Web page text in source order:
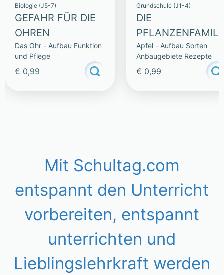
Biologie (J5-7)
GEFAHR FÜR DIE
OHREN
Das Ohr - Aufbau Funktion
und Pflege
€ 0,99
Grundschule (J1-4)
DIE
PFLANZENFAMILI
E
Apfel - Aufbau Sorten
Anbaugebiete Rezepte
€ 0,99
Mit Schultag.com
entspannt den Unterricht
vorbereiten, entspannt
unterrichten und
Lieblingslehrkraft werden